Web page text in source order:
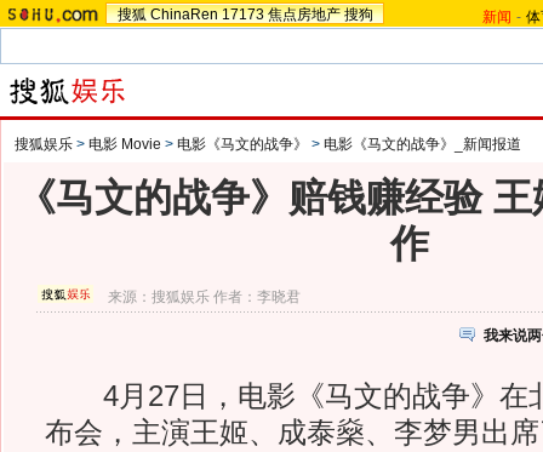
搜狐 ChinaRen 17173 焦点房地产 搜狗 新闻 -
搜狐娱乐 > 电影 Movie > 电影《马文的战争》 > 电影《马文的战争》_新闻报道
《马文的战争》赔钱赚经验
作
来源：搜狐娱乐 作者：李晓君
我来说
4月27日，电影《马文的战争》在
布会，主演王姬、成泰燊、李梦男出